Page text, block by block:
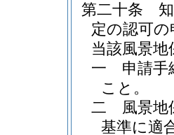
第二十条
定の認可
当該風景
一
申請手
こと。
二
風景地
基準に適